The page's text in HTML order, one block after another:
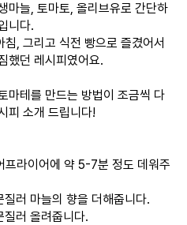
마늘, 토마토, 올리브유로 간단하
니다.
, 그리고 식전 빵으로 즐겼어서
했던 레시피였어요.
마테를 만드는 방법이 조금씩 다
피 소개 드립니다!
프라이어에 약 5-7분 정도 데워주
러 마늘의 향을 더해줍니다.
러 올려줍니다.